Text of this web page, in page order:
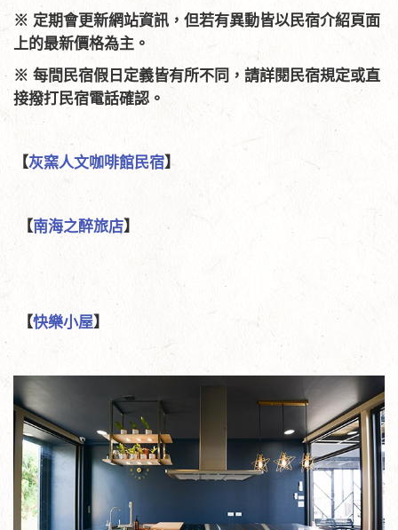
※ 定期會更新網站資訊，但若有異動皆以民宿介紹頁面
上的最新價格為主。
※ 每間民宿假日定義皆有所不同，請詳閱民宿規定或直
接撥打民宿電話確認。
【灰窯人文咖啡館民宿】
【南海之醉旅店】
【快樂小屋】